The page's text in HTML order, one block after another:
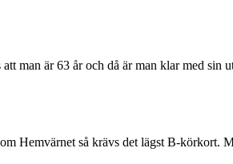
man är 63 år och då är man klar med sin
Hemvärnet så krävs det lägst B-körkort.